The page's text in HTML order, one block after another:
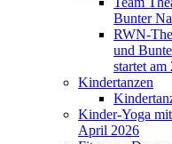
Bunter
RWN-
und
startet am
Kindertanzen
Kinder-Yoga
April 2026